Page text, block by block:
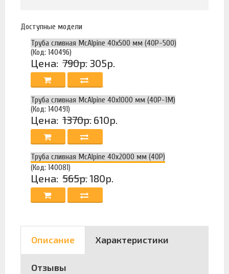
Доступные модели
Труба сливная McAlpine 40x500 мм (40P-500)
(Код: 140496)
Цена: 790р. 305р.
Труба сливная McAlpine 40x1000 мм (40P-1M)
(Код: 140491)
Цена: 1370р. 610р.
Труба сливная McAlpine 40x2000 мм (40P)
(Код: 140081)
Цена: 565р.180р.
Описание Характеристики
Отзывы